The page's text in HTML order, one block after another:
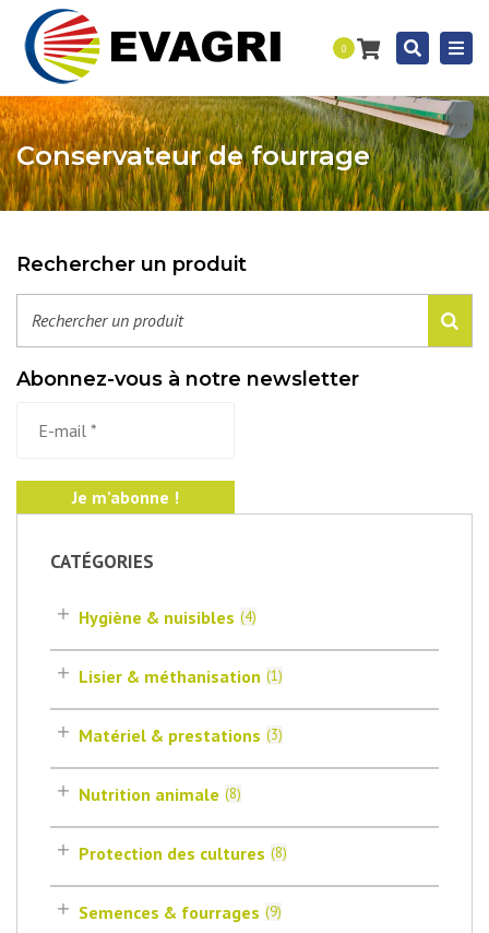
0
Conservateur de fourrage
Rechercher un produit
Abonnez-vous à notre newsletter
CATÉGORIES
Hygiène & nuisibles (4)
Lisier & méthanisation (1)
Matériel & prestations (3)
Nutrition animale (8)
Protection des cultures (8)
Semences & fourrages (9)